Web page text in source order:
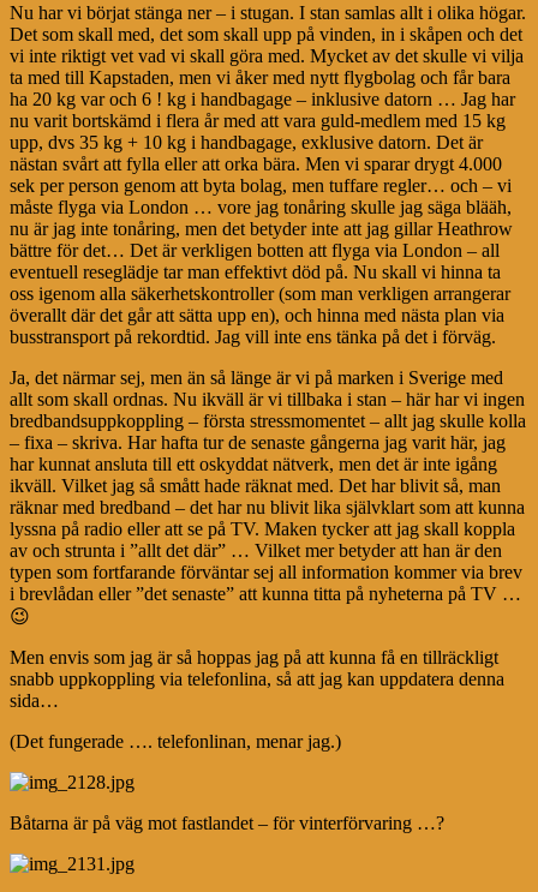
Nu har vi börjat stänga ner – i stugan. I stan samlas allt i olika högar.
Det som skall med, det som skall upp på vinden, in i skåpen och det
vi inte riktigt vet vad vi skall göra med. Mycket av det skulle vi vilja
ta med till Kapstaden, men vi åker med nytt flygbolag och får bara
ha 20 kg var och 6 ! kg i handbagage – inklusive datorn … Jag har
nu varit bortskämd i flera år med att vara guld-medlem med 15 kg
upp, dvs 35 kg + 10 kg i handbagage, exklusive datorn. Det är
nästan svårt att fylla eller att orka bära. Men vi sparar drygt 4.000
sek per person genom att byta bolag, men tuffare regler… och – vi
måste flyga via London … vore jag tonåring skulle jag säga blääh,
nu är jag inte tonåring, men det betyder inte att jag gillar Heathrow
bättre för det… Det är verkligen botten att flyga via London – all
eventuell reseglädje tar man effektivt död på. Nu skall vi hinna ta
oss igenom alla säkerhetskontroller (som man verkligen arrangerar
överallt där det går att sätta upp en), och hinna med nästa plan via
busstransport på rekordtid. Jag vill inte ens tänka på det i förväg.
Ja, det närmar sej, men än så länge är vi på marken i Sverige med
allt som skall ordnas. Nu ikväll är vi tillbaka i stan – här har vi ingen
bredbandsuppkoppling – första stressmomentet – allt jag skulle kolla
– fixa – skriva. Har hafta tur de senaste gångerna jag varit här, jag
har kunnat ansluta till ett oskyddat nätverk, men det är inte igång
ikväll. Vilket jag så smått hade räknat med. Det har blivit så, man
räknar med bredband – det har nu blivit lika självklart som att kunna
lyssna på radio eller att se på TV. Maken tycker att jag skall koppla
av och strunta i ”allt det där” … Vilket mer betyder att han är den
typen som fortfarande förväntar sej all information kommer via brev
i brevlådan eller ”det senaste” att kunna titta på nyheterna på TV …
😉
Men envis som jag är så hoppas jag på att kunna få en tillräckligt
snabb uppkoppling via telefonlina, så att jag kan uppdatera denna
sida…
(Det fungerade …. telefonlinan, menar jag.)
Båtarna är på väg mot fastlandet – för vinterförvaring …?